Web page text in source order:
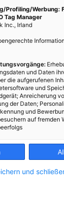
Impressum
Profiling/Werbung:
Tag Manager
Inc., Irland
und Daten
die aufgerufenen
und
Anreicherung
der Daten;
und
auf fremden
und